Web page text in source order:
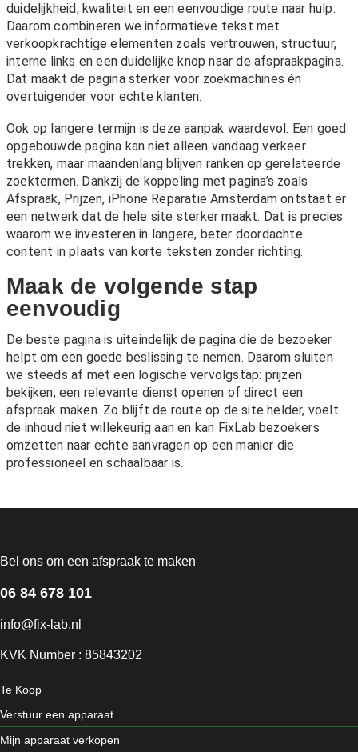
duidelijkheid, kwaliteit en een eenvoudige route naar hulp.
Daarom combineren we informatieve tekst met
verkoopkrachtige elementen zoals vertrouwen, structuur,
interne links en een duidelijke knop naar de afspraakpagina.
Dat maakt de pagina sterker voor zoekmachines én
overtuigender voor echte klanten.
Ook op langere termijn is deze aanpak waardevol. Een goed
opgebouwde pagina kan niet alleen vandaag verkeer
trekken, maar maandenlang blijven ranken op gerelateerde
zoektermen. Dankzij de koppeling met pagina’s zoals
Afspraak, Prijzen, iPhone Reparatie Amsterdam ontstaat er
een netwerk dat de hele site sterker maakt. Dat is precies
waarom we investeren in langere, beter doordachte
content in plaats van korte teksten zonder richting.
Maak de volgende stap
eenvoudig
De beste pagina is uiteindelijk de pagina die de bezoeker
helpt om een goede beslissing te nemen. Daarom sluiten
we steeds af met een logische vervolgstap: prijzen
bekijken, een relevante dienst openen of direct een
afspraak maken. Zo blijft de route op de site helder, voelt
de inhoud niet willekeurig aan en kan FixLab bezoekers
omzetten naar echte aanvragen op een manier die
professioneel en schaalbaar is.
Bel ons om een afspraak te maken
06 84 678 101
info@fix-lab.nl
KVK Number : 85843202
Te Koop
Verstuur een apparaat
Mijn apparaat verkopen